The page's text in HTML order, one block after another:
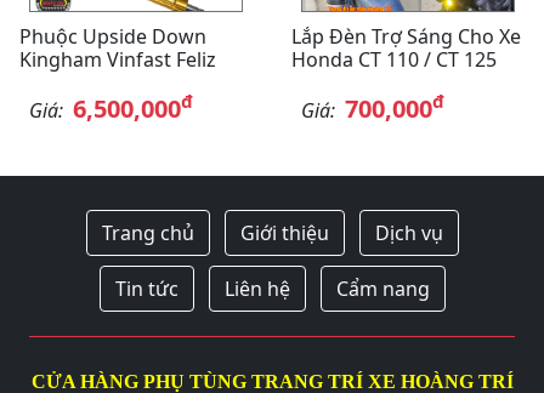
Phuộc Upside Down
Kingham Vinfast Feliz
Giá: 6,500,000đ
Lắp Đèn Trợ Sáng Cho Xe
Honda CT 110 / CT 125
Giá: 700,000đ
Trang chủ Giới thiệu Dịch vụ
Tin tức Liên hệ Cẩm nang
CỬA HÀNG PHỤ TÙNG TRANG TRÍ XE HOÀNG TRÍ